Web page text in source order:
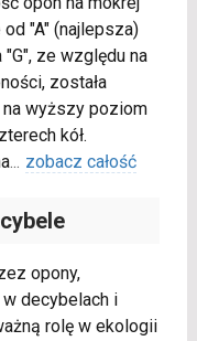
"A" (najlepsza)
ze względu na
została
na wyższy poziom
kół.
... zobacz całość
opony,
decybelach i
rolę w ekologii